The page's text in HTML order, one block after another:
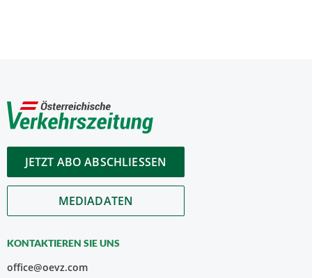
JETZT ABO ABSCHLIESSEN
MEDIADATEN
KONTAKTIEREN SIE UNS
office@oevz.com